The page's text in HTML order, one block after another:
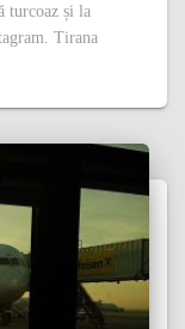
turcoaz și la
Tirana